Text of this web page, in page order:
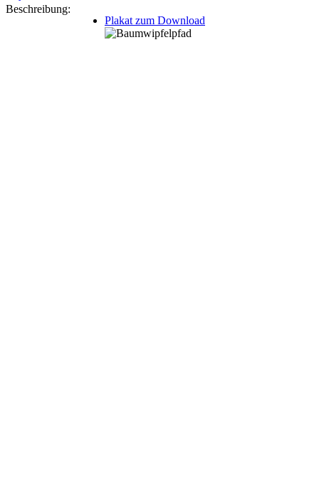
Beschreibung:
Plakat zum Download